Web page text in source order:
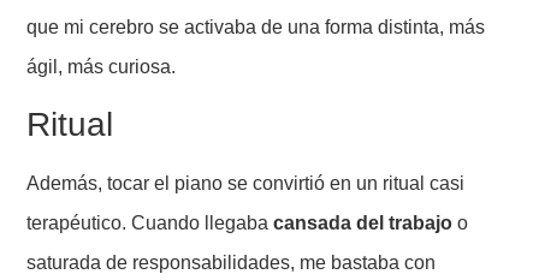
que mi cerebro se activaba de una forma distinta, más
ágil, más curiosa.
Ritual
Además, tocar el piano se convirtió en un ritual casi
terapéutico. Cuando llegaba cansada del trabajo o
saturada de responsabilidades, me bastaba con